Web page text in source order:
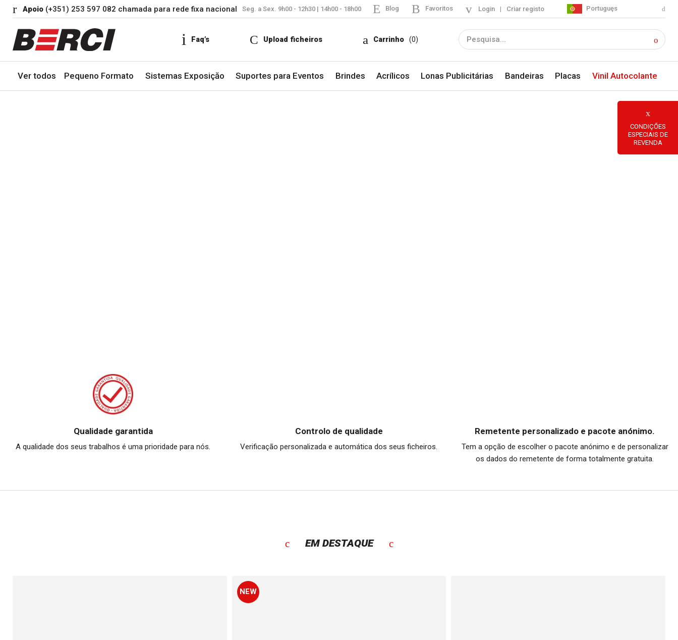
Apoio (+351) 253 597 082 chamada para rede fixa nacional Seg. a Sex. 9h00 - 12h30 | 14h00 - 18h00 Blog Favoritos Login | Criar registo Portuguęs
Faq’s Upload ficheiros Carrinho (0)
Ver todos Pequeno Formato Sistemas Exposiçăo Suportes para Eventos Brindes Acrílicos Lonas Publicitárias Bandeiras Placas Vinil Autocolante
Qualidade garantida
A qualidade dos seus trabalhos é uma prioridade para nós.
Controlo de qualidade
Verificação personalizada e automática dos seus ficheiros.
Remetente personalizado e pacote anónimo.
Tem a opção de escolher o pacote anónimo e de personalizar
os dados do remetente de forma totalmente gratuita.
EM DESTAQUE
NEW
CONDIÇŐES
ESPECIAIS DE
REVENDA